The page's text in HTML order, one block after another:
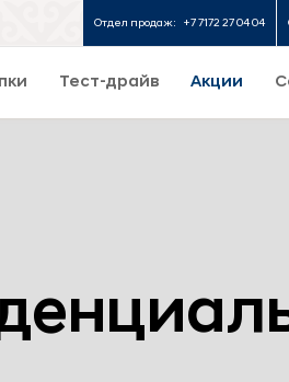
Отдел продаж: +7 7172 27 04 04
Тест-драйв Акции